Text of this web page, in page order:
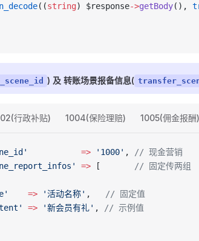
((string) $response->getBody(),
) 及 转账场景报备信息(
行政补贴) 1004(保险理赔) 1005(佣金报酬)
           =>
'1000' ,
// 现金营销
=> [
// 固定传两组
    =>
'活动名称' ,
// 固定值
=> '新会员有礼' ,
// 示例值